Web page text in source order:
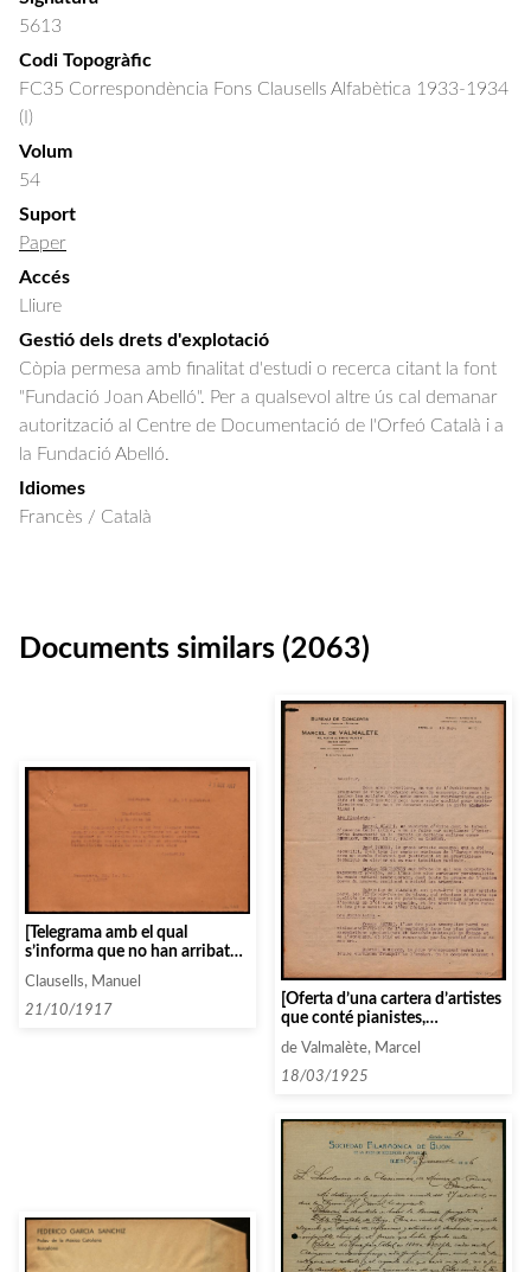
5613
Codi Topogràfic
FC35 Correspondència Fons Clausells Alfabètica 1933-1934
(I)
Volum
54
Suport
Paper
Accés
Lliure
Gestió dels drets d'explotació
Còpia permesa amb finalitat d'estudi o recerca citant la font
"Fundació Joan Abelló". Per a qualsevol altre ús cal demanar
autorització al Centre de Documentació de l'Orfeó Català i a
la Fundació Abelló.
Idiomes
Francès / Català
Documents similars (2063)
[Telegrama amb el qual
s’informa que no han arribat
contestat la petició
d’aplaçament del concert]
Clausells, Manuel
21/10/1917
[Oferta d’una cartera d’artistes
que conté pianistes,
instrumentals i vocals]
de Valmalète, Marcel
18/03/1925